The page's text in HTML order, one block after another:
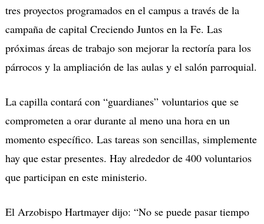
tres proyectos programados en el campus a través de la
campaña de capital Creciendo Juntos en la Fe. Las
próximas áreas de trabajo son mejorar la rectoría para los
párrocos y la ampliación de las aulas y el salón parroquial.
La capilla contará con “guardianes” voluntarios que se
comprometen a orar durante al meno una hora en un
momento específico. Las tareas son sencillas, simplemente
hay que estar presentes. Hay alrededor de 400 voluntarios
que participan en este ministerio.
El Arzobispo Hartmayer dijo: “No se puede pasar tiempo